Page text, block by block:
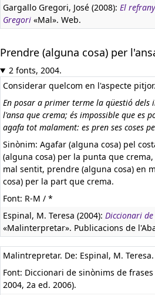
Gargallo Gregori, José (2008): El
Gregori «Mal». Web.
Prendre (alguna cosa) per
2 fonts, 2004.
Considerar quelcom en l'aspecte pitjor.
En posar a primer terme la qüestió dels
l'ansa que crema; és impossible que es
agafa tot malament: es pren ses coses
Sinònim: Agafar (alguna cosa) pel
(alguna cosa) per la punta que
mal sentit, prendre (alguna cosa) en
cosa) per la part que crema.
Font: R-M / *
Espinal, M. Teresa (2004): Diccionari
«Malinterpretar». Publicacions de
Malintrepretar. De: Espinal, M. Teresa.
Font: Diccionari de sinònims de frases
2004, 2a ed. 2006).